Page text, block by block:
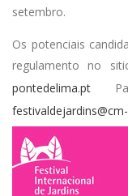
setembro.
Os potenciais
regulamento no
pontedelima.pt